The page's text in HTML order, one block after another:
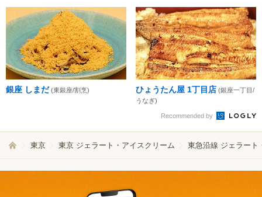
銀座 しまだ (東銀座/割烹) ひょうたん屋 1丁目店 (銀座一丁目/
うなぎ)
Recommended by
東京 東京 ジェラート・アイスクリーム 東急沿線 ジェラート